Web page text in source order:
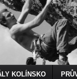
KOLÍNSKO